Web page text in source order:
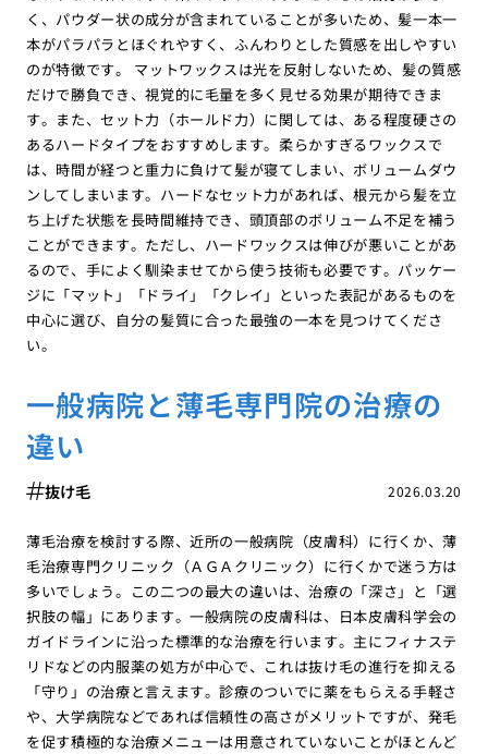
く、パウダー状の成分が含まれていることが多いため、髪一本一
本がパラパラとほぐれやすく、ふんわりとした質感を出しやすい
のが特徴です。 マットワックスは光を反射しないため、髪の質感
だけで勝負でき、視覚的に毛量を多く見せる効果が期待できま
す。また、セット力（ホールド力）に関しては、ある程度硬さの
あるハードタイプをおすすめします。柔らかすぎるワックスで
は、時間が経つと重力に負けて髪が寝てしまい、ボリュームダウ
ンしてしまいます。ハードなセット力があれば、根元から髪を立
ち上げた状態を長時間維持でき、頭頂部のボリューム不足を補う
ことができます。ただし、ハードワックスは伸びが悪いことがあ
るので、手によく馴染ませてから使う技術も必要です。パッケー
ジに「マット」「ドライ」「クレイ」といった表記があるものを
中心に選び、自分の髪質に合った最強の一本を見つけてくださ
い。
一般病院と薄毛専門院の治療の
違い
2026.03.20
抜け毛
薄毛治療を検討する際、近所の一般病院（皮膚科）に行くか、薄
毛治療専門クリニック（ＡＧＡクリニック）に行くかで迷う方は
多いでしょう。この二つの最大の違いは、治療の「深さ」と「選
択肢の幅」にあります。一般病院の皮膚科は、日本皮膚科学会の
ガイドラインに沿った標準的な治療を行います。主にフィナステ
リドなどの内服薬の処方が中心で、これは抜け毛の進行を抑える
「守り」の治療と言えます。診療のついでに薬をもらえる手軽さ
や、大学病院などであれば信頼性の高さがメリットですが、発毛
を促す積極的な治療メニューは用意されていないことがほとんど